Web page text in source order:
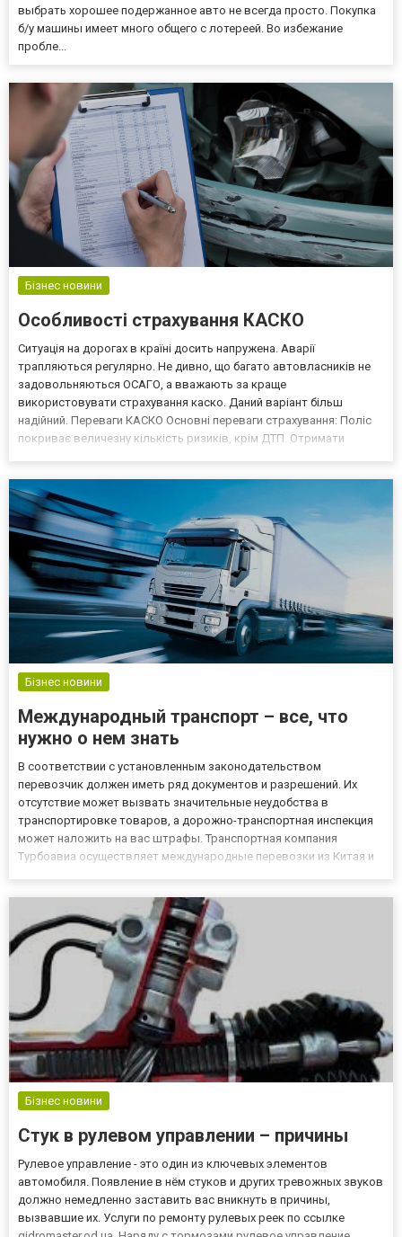
выбрать хорошее подержанное авто не всегда просто. Покупка
б/у машины имеет много общего с лотереей. Во избежание
пробле...
Бізнес новини
Особливості страхування КАСКО
Ситуація на дорогах в країні досить напружена. Аварії
трапляються регулярно. Не дивно, що багато автовласників не
задовольняються ОСАГО, а вважають за краще
використовувати страхування каско. Даний варіант більш
надійний. Переваги КАСКО Основні переваги страхування: Поліс
покриває величезну кількість ризиків, крім ДТП. Отримати
вандалі...
Бізнес новини
Международный транспорт – все, что
нужно о нем знать
В соответствии с установленным законодательством
перевозчик должен иметь ряд документов и разрешений. Их
отсутствие может вызвать значительные неудобства в
транспортировке товаров, а дорожно-транспортная инспекция
может наложить на вас штрафы. Транспортная компания
Турбоавиа осуществляет международные перевозки из Китая и
международных маршрутах Компа...
Бізнес новини
Стук в рулевом управлении – причины
Рулевое управление - это один из ключевых элементов
автомобиля. Появление в нём стуков и других тревожных звуков
должно немедленно заставить вас вникнуть в причины,
вызвавшие их. Услуги по ремонту рулевых реек по ссылке